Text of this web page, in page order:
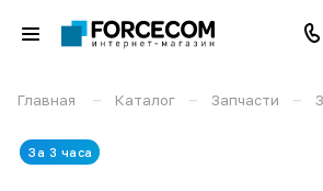
Главная – Каталог – Запчасти –
За 3 часа